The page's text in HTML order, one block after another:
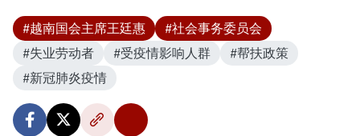
#越南国会主席王廷惠
#社会事务委员会
#失业劳动者
#受疫情影响人群
#帮扶政策
#新冠肺炎疫情